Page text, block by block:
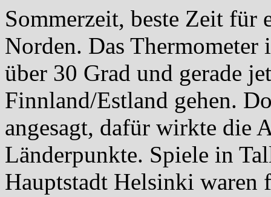
Sommerzeit, beste Zeit für
Norden. Das
über 30 Grad und gerade
Finnland/Estland gehen.
angesagt, dafür wirkte die
Länderpunkte. Spiele in
Hauptstadt Helsinki waren